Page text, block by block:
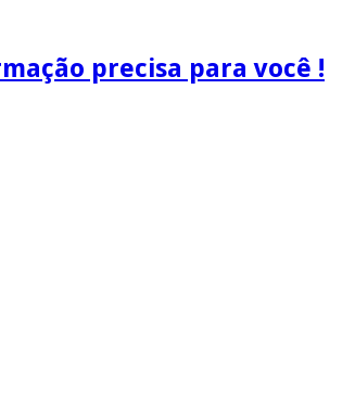
precisa para você !